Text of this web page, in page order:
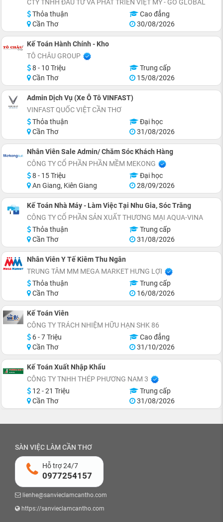
CTY TNHH ĐẦU TƯ VÀ PHÁT TRIỂN VIỆT MỸ - GO GLOBAL
Thỏa thuận
Cao đẳng
Cần Thơ
30/08/2026
Kế Toán Hành Chính - Kho
TÔ CHÂU GROUP
8 - 10 Triệu
Trung cấp
Cần Thơ
15/08/2026
Admin Dịch Vụ (Xe Ô Tô VINFAST)
VINFAST QUỐC VIỆT CẦN THƠ
Thỏa thuận
Đại học
Cần Thơ
31/08/2026
Nhân Viên Sale Admin/ Chăm Sóc Khách Hàng
CÔNG TY CỔ PHẦN PHẦN MỀM MEKONG
8 - 15 Triệu
Đại học
An Giang, Kiên Giang
28/09/2026
Kế Toán Nhà Máy - Làm Việc Tại Nhu Gia, Sóc Trăng
CÔNG TY CỔ PHẦN SẢN XUẤT THƯƠNG MẠI AQUA-VINA
Thỏa thuận
Trung cấp
Cần Thơ
31/08/2026
Nhân Viên Y Tế Kiêm Thu Ngân
TRUNG TÂM MM MEGA MARKET HƯNG LỢI
Thỏa thuận
Trung cấp
Cần Thơ
16/08/2026
Kế Toán Viên
CÔNG TY TRÁCH NHIỆM HỮU HẠN SHK 86
6 - 7 Triệu
Cao đẳng
Cần Thơ
31/10/2026
Kế Toán Xuất Nhập Khẩu
CÔNG TY TNHH THÉP PHƯƠNG NAM 3
12 - 21 Triệu
Trung cấp
Cần Thơ
31/08/2026
SÀN VIỆC LÀM CẦN THƠ
Hỗ trợ 24/7
0977254157
lienhe@sanvieclamcantho.com
https://sanvieclamcantho.com